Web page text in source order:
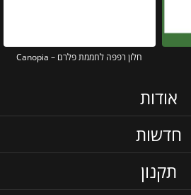
חלון רפפה לחממת פלרם – Canopia
אודות
חדשות
תקנון